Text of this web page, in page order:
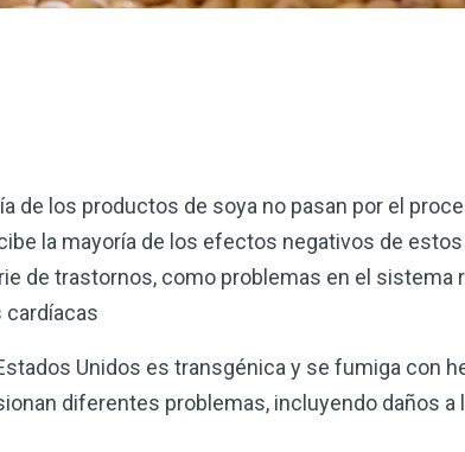
de los productos de soya no pasan por el
la mayoría de los efectos negativos de
de trastornos, como problemas en el sistema
Unidos es transgénica y se fumiga con
diferentes problemas, incluyendo daños